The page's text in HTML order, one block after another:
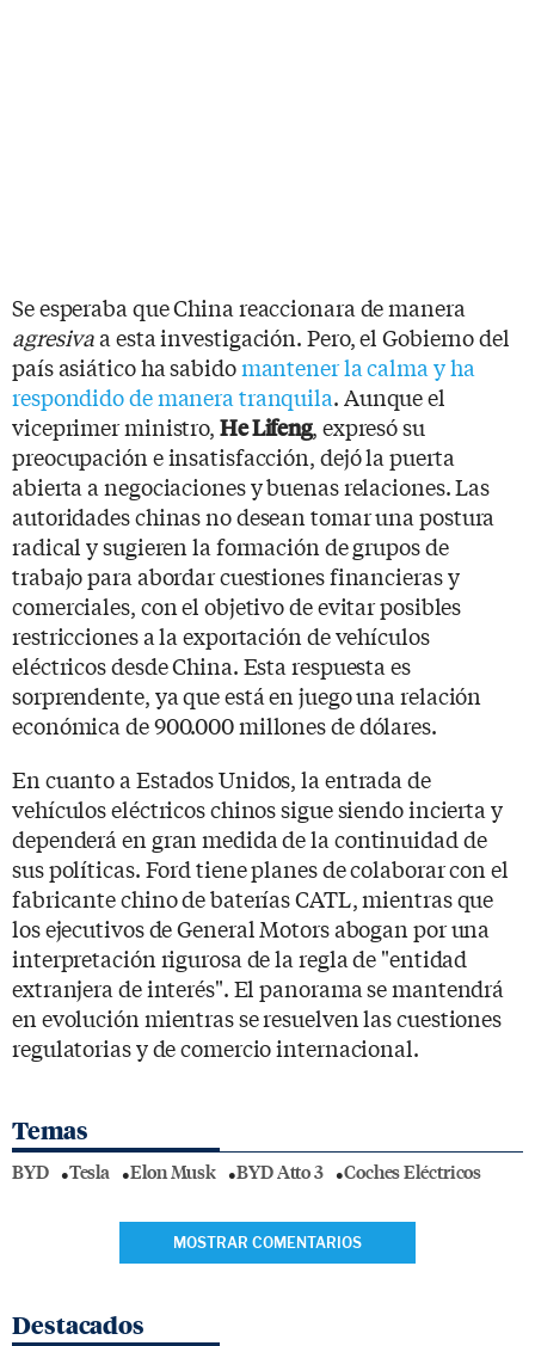
Se esperaba que China reaccionara de manera
agresivaa esta investigación. Pero, el Gobierno del
país asiático ha sabidomantener la calma y ha
respondido de manera tranquila. Aunque el
viceprimer ministro, He Lifeng, expresó su
preocupación e insatisfacción, dejó la puerta
abierta a negociaciones y buenas relaciones. Las
autoridades chinas no desean tomar una postura
radical y sugieren la formación de grupos de
trabajo para abordar cuestiones financieras y
comerciales, con el objetivo de evitar posibles
restricciones a la exportación de vehículos
eléctricos desde China. Esta respuesta es
sorprendente, ya que está en juego una relación
económica de 900.000 millones de dólares.
En cuanto a Estados Unidos, la entrada de
vehículos eléctricos chinos sigue siendo incierta y
dependerá en gran medida de la continuidad de
sus políticas. Ford tiene planes de colaborar con el
fabricante chino de baterías CATL, mientras que
los ejecutivos de General Motors abogan por una
interpretación rigurosa de la regla de "entidad
extranjera de interés". El panorama se mantendrá
en evolución mientras se resuelven las cuestiones
regulatorias y de comercio internacional.
Temas
BYD Tesla Elon Musk BYD Atto 3 Coches Eléctricos
MOSTRAR COMENTARIOS
Destacados